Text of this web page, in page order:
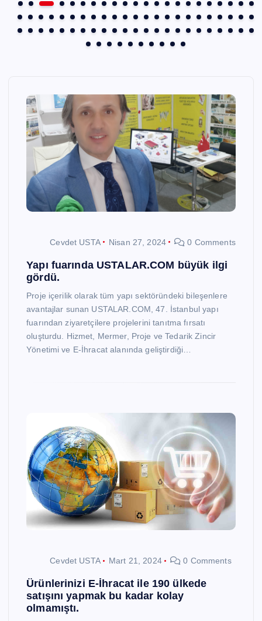
Cevdet USTA Nisan 27, 2024 0 Comments
Yapı fuarında USTALAR.COM büyük ilgi
gördü.
Proje içerilik olarak tüm yapı sektöründeki bileşenlere
avantajlar sunan USTALAR.COM, 47. İstanbul yapı
fuarından ziyaretçilere projelerini tanıtma fırsatı
oluşturdu. Hizmet, Mermer, Proje ve Tedarik Zincir
Yönetimi ve E-İhracat alanında geliştirdiği…
Cevdet USTA Mart 21, 2024 0 Comments
Ürünlerinizi E-İhracat ile 190 ülkede
satışını yapmak bu kadar kolay
olmamıştı.